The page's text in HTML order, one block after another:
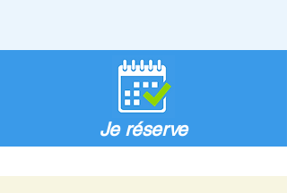
Je réserve